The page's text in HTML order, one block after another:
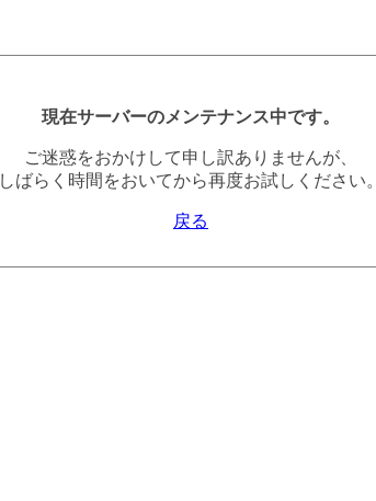
現在サーバーのメンテナンス中です。
ご迷惑をおかけして申し訳ありませんが、
しばらく時間をおいてから再度お試しください。
戻る